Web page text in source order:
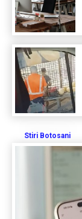
Stiri Botosani